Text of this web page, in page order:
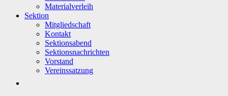
Materialverleih
Sektion
Mitgliedschaft
Kontakt
Sektionsabend
Sektionsnachrichten
Vorstand
Vereinssatzung